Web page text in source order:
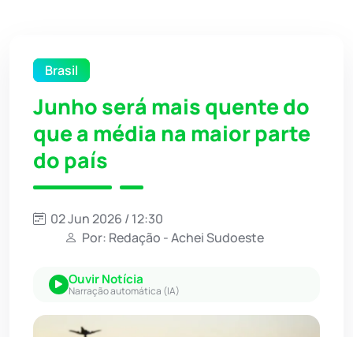
Brasil
Junho será mais quente do
que a média na maior parte
do país
02 Jun 2026 / 12:30
Por: Redação - Achei Sudoeste
Ouvir Notícia
Narração automática (IA)